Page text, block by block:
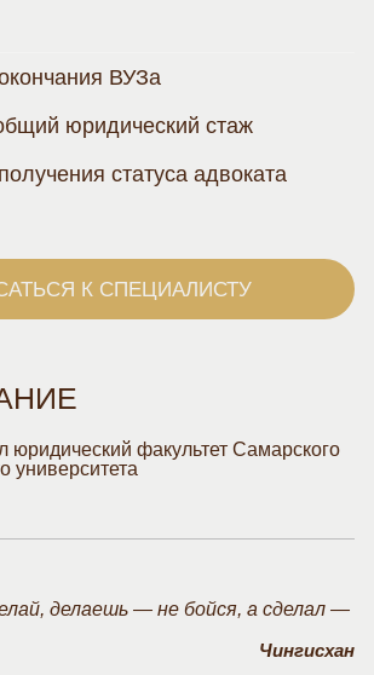
ВУЗа
юридический стаж
статуса адвоката
К СПЕЦИАЛИСТУ
юридический факультет Самарского
университета
делаешь — не бойся, а сделал —
Чингисхан